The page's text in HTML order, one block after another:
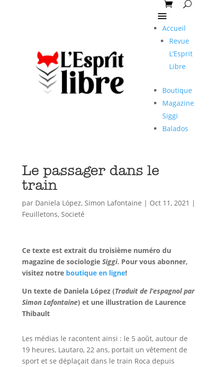
Accueil
Revue
L’Esprit
Libre
Boutique
Magazine
Siggi
Balados
Le passager dans le
train
par Daniela López, Simon Lafontaine | Oct 11, 2021 |
Feuilletons, Societé
Ce texte est extrait du troisième numéro du
magazine de sociologie Siggi. Pour vous abonner,
visitez notre boutique en ligne!
Un texte de Daniela López (Traduit de l’espagnol par
Simon Lafontaine) et une illustration de Laurence
Thibault
Les médias le racontent ainsi : le 5 août, autour de
19 heures, Lautaro, 22 ans, portait un vêtement de
sport et se déplaçait dans le train Roca depuis